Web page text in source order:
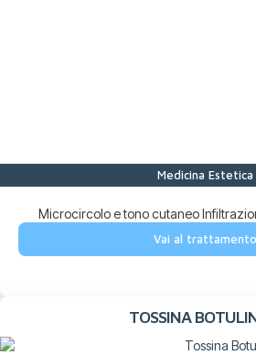
Medicina Estetica
Microcircolo e tono cutaneo
Vai al trattamento
TOSSINA